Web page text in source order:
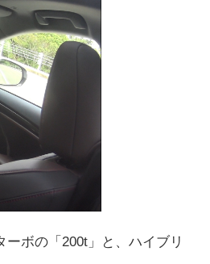
ボの「200t」と、ハイブリ